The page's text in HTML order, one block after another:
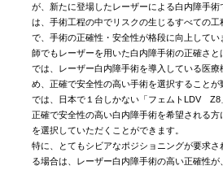
が、新たに登場したレーザーによる白内障手
は、手術工程の中でリスクの生じるすべての
で、手術の正確性・安全性が格段に向上して
師でもレーザーを用いた白内障手術の正確さ
では、レーザー白内障手術を導入している医療
め、正確で安全性の高い手術を選択すること
では、日本で１台しかない「フェムトLDV Z8
正確で安全性の高い白内障手術を希望される
を選択していただくことができます。
特に、とてもシビアなポジショニングが要求
る場合は、レーザー白内障手術の高い正確性